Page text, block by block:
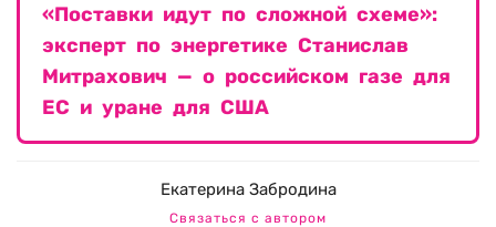
«Поставки идут по сложной схеме»:
эксперт по энергетике Станислав
Митрахович — о российском газе для
ЕС и уране для США
Екатерина Забродина
Связаться с автором